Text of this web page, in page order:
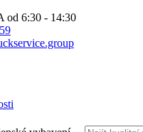
od 6:30 - 14:30